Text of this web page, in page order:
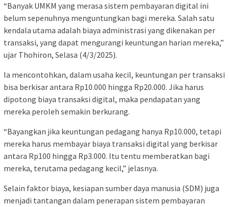
“Banyak UMKM yang merasa sistem pembayaran digital ini
belum sepenuhnya menguntungkan bagi mereka. Salah satu
kendala utama adalah biaya administrasi yang dikenakan per
transaksi, yang dapat mengurangi keuntungan harian mereka,”
ujar Thohiron, Selasa (4/3/2025).
Ia mencontohkan, dalam usaha kecil, keuntungan per transaksi
bisa berkisar antara Rp10.000 hingga Rp20.000. Jika harus
dipotong biaya transaksi digital, maka pendapatan yang
mereka peroleh semakin berkurang.
“Bayangkan jika keuntungan pedagang hanya Rp10.000, tetapi
mereka harus membayar biaya transaksi digital yang berkisar
antara Rp100 hingga Rp3.000. Itu tentu memberatkan bagi
mereka, terutama pedagang kecil,” jelasnya.
Selain faktor biaya, kesiapan sumber daya manusia (SDM) juga
menjadi tantangan dalam penerapan sistem pembayaran